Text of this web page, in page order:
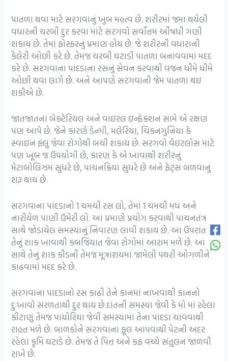
પાતળા થવા માટે સરગવાનું ખુબ મહત્વ છે. શરીરમાં જમા થયેલી
વધારની ચરબી દુર કરવા માટે સરગવો સર્વોત્તમ ઔષધી ગણી
શકાય છે. તેમાં ફોસ્ફરનું પ્રમાણ હોય છે. જે શરીરની વધારાની
કેલેરી ઓછી કરે છે. તેમજ ચરબી ઘટાડી પાતળા બનાવવામાં મદદ
કરે છે. સરગવાના પાંદડાના રસનું સેવન કરવાથી વજન ધીમે ધીમે
ઓછી થવા લાગે છે. અને આપણે સરગવાની જેમ પાતળા થઇ
શકીએ છે.
જાતજાતનાં બેક્ટેરિયલ અને વાઇરલ ઇન્ફેક્શન સામે એ રક્ષણ
પણ આપે છે. જેને કારણે ડેન્ગી, મલેરિયા, ચિકનગુનિયા કે
સ્વાઇન ફ્લુ જેવા રોગોથી બચી શકાય છે. સરગવો વેઇટલોસ માટે
પણ ખૂબ જ ઉપયોગી છે, કારણ કે એ ખાવાથી શરીરનું
મેટાબોલિઝમ સુધરે છે, પાચનક્રિયા સુધરે છે અને ફેટ્સ બળવાનું
શરૂ થાય છે.
સરગવાના પાંદડાનો 1 ચમચી રસ લો, તેમાં 1 ચમચી મધ અને
નારીયેળ પાણી ઉમેરી લો. આ પ્રમાણે પ્રયોગ કરવાથી પાચનતંત્ર
સાથે જોડાયેલ સમસ્યાનું નિવારણ લાવી શકાય છે. આ ઉપરાંત
તેનું શાક ખાવાથી કબજિયાત જેવા રોગોમાં આરામ મળે છે. આ
સાથે તેનું શાક કીડની તેમજ મૂત્રાશયમાં જામેલી પથરી ઓગળીને
કાઢવામાં મદદ કરે છે.
સરગવાના પાંદડાનો રસ કાઢી તેને કાનમાં નાખવાથી કાનનો
દુઃખાવો સરળતાથી દુર થાય છે.દાંતની સમસ્યા જેવી કે મો માં રહેલા
કીટાણું તેમજ પાયોરિયા જેવી સમસ્યામાં તેના પાંદડા ચાવવાથી
રાહત મળે છે. બાળકોને સરગવાના ફૂલ આપવાથી પેટની અંદર
રહેલા કૃમિ ઘટાડે છે. તેમજ તે પિત્ત અને કફ વચ્ચે સંતુલન જાળવી
રાખે છે.